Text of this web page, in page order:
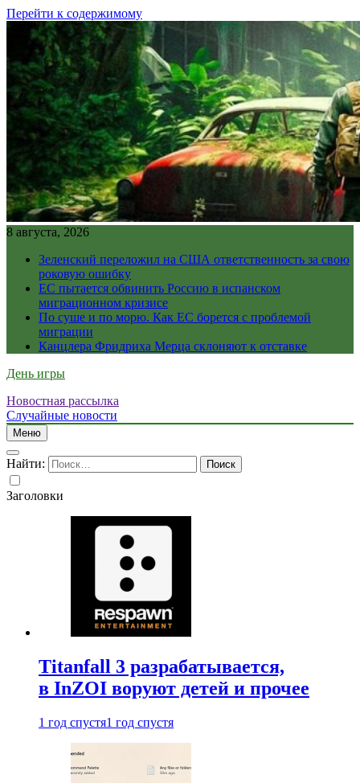
Перейти к содержимому
8 августа, 2026
Зеленский переложил на США ответственность за свою
роковую ошибку
ЕС пытается обвинить Россию в испанском
миграционном кризисе
По суше и по морю. Как ЕС борется с проблемой
миграции
Канцлера Фридриха Мерца склоняют к отставке
День игры
Новостная рассылка
Случайные новости
Меню
Найти:
Заголовки
Titanfall 3 разрабатывается,
в InZOI воруют детей и прочее
1 год спустя1 год спустя